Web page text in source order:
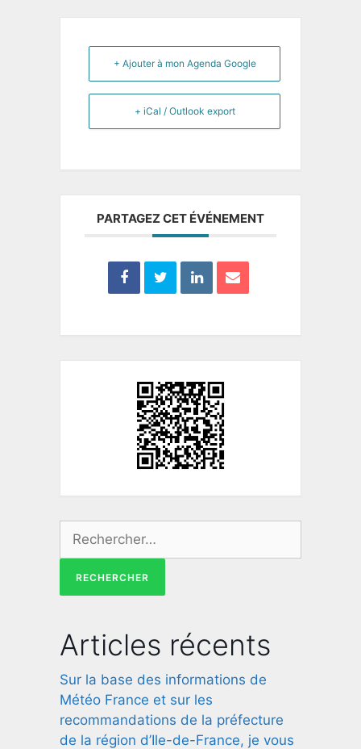
+ Ajouter à mon Agenda Google
+ iCal / Outlook export
PARTAGEZ CET ÉVÉNEMENT
Articles récents
Sur la base des informations de
Météo France et sur les
recommandations de la préfecture
de la région d’Ile-de-France, je vous